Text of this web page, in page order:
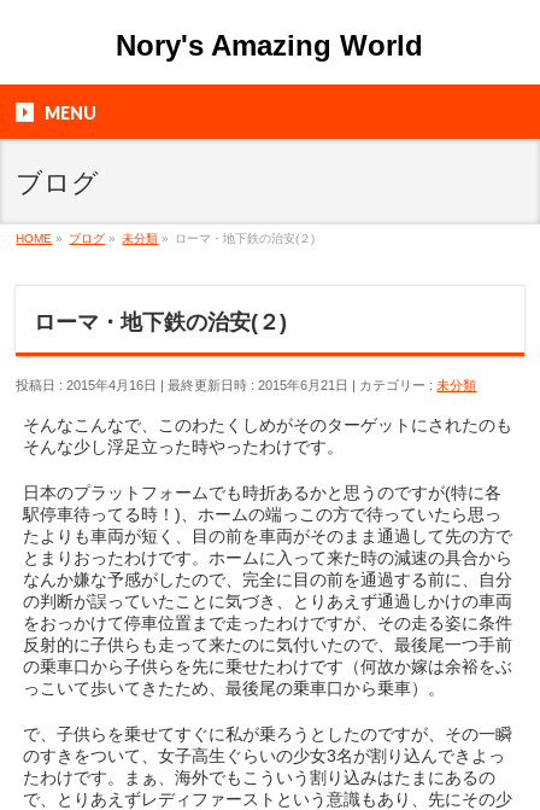
Nory's Amazing World
MENU
ブログ
HOME » ブログ » 未分類 » ローマ・地下鉄の治安(２)
ローマ・地下鉄の治安(２)
投稿日 : 2015年4月16日 最終更新日時 : 2015年6月21日 カテゴリー :未分類
そんなこんなで、このわたくしめがそのターゲットにされたのも
そんな少し浮足立った時やったわけです。
日本のプラットフォームでも時折あるかと思うのですが(特に各
駅停車待ってる時！)、ホームの端っこの方で待っていたら思っ
たよりも車両が短く、目の前を車両がそのまま通過して先の方で
とまりおったわけです。ホームに入って来た時の減速の具合から
なんか嫌な予感がしたので、完全に目の前を通過する前に、自分
の判断が誤っていたことに気づき、とりあえず通過しかけの車両
をおっかけて停車位置まで走ったわけですが、その走る姿に条件
反射的に子供らも走って来たのに気付いたので、最後尾一つ手前
の乗車口から子供らを先に乗せたわけです（何故か嫁は余裕をぶ
っこいて歩いてきたため、最後尾の乗車口から乗車）。
で、子供らを乗せてすぐに私が乗ろうとしたのですが、その一瞬
のすきをついて、女子高生ぐらいの少女3名が割り込んできよっ
たわけです。まぁ、海外でもこういう割り込みはたまにあるの
で、とりあえずレディファーストという意識もあり、先にその少